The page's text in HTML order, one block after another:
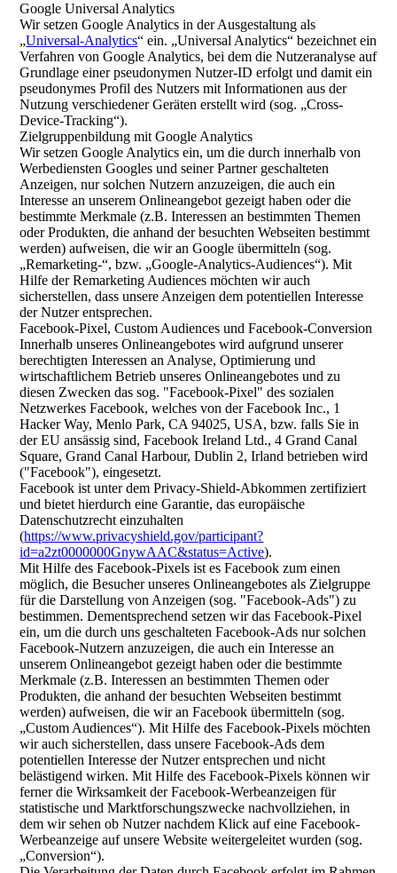
Google Universal Analytics
Wir setzen Google Analytics in der Ausgestaltung als
„Universal-Analytics“ ein. „Universal Analytics“ bezeichnet ein
Verfahren von Google Analytics, bei dem die Nutzeranalyse auf
Grundlage einer pseudonymen Nutzer-ID erfolgt und damit ein
pseudonymes Profil des Nutzers mit Informationen aus der
Nutzung verschiedener Geräten erstellt wird (sog. „Cross-
Device-Tracking“).
Zielgruppenbildung mit Google Analytics
Wir setzen Google Analytics ein, um die durch innerhalb von
Werbediensten Googles und seiner Partner geschalteten
Anzeigen, nur solchen Nutzern anzuzeigen, die auch ein
Interesse an unserem Onlineangebot gezeigt haben oder die
bestimmte Merkmale (z.B. Interessen an bestimmten Themen
oder Produkten, die anhand der besuchten Webseiten bestimmt
werden) aufweisen, die wir an Google übermitteln (sog.
„Remarketing-“, bzw. „Google-Analytics-Audiences“). Mit
Hilfe der Remarketing Audiences möchten wir auch
sicherstellen, dass unsere Anzeigen dem potentiellen Interesse
der Nutzer entsprechen.
Facebook-Pixel, Custom Audiences und Facebook-Conversion
Innerhalb unseres Onlineangebotes wird aufgrund unserer
berechtigten Interessen an Analyse, Optimierung und
wirtschaftlichem Betrieb unseres Onlineangebotes und zu
diesen Zwecken das sog. "Facebook-Pixel" des sozialen
Netzwerkes Facebook, welches von der Facebook Inc., 1
Hacker Way, Menlo Park, CA 94025, USA, bzw. falls Sie in
der EU ansässig sind, Facebook Ireland Ltd., 4 Grand Canal
Square, Grand Canal Harbour, Dublin 2, Irland betrieben wird
("Facebook"), eingesetzt.
Facebook ist unter dem Privacy-Shield-Abkommen zertifiziert
und bietet hierdurch eine Garantie, das europäische
Datenschutzrecht einzuhalten
(https://www.privacyshield.gov/participant?
id=a2zt0000000GnywAAC&status=Active).
Mit Hilfe des Facebook-Pixels ist es Facebook zum einen
möglich, die Besucher unseres Onlineangebotes als Zielgruppe
für die Darstellung von Anzeigen (sog. "Facebook-Ads") zu
bestimmen. Dementsprechend setzen wir das Facebook-Pixel
ein, um die durch uns geschalteten Facebook-Ads nur solchen
Facebook-Nutzern anzuzeigen, die auch ein Interesse an
unserem Onlineangebot gezeigt haben oder die bestimmte
Merkmale (z.B. Interessen an bestimmten Themen oder
Produkten, die anhand der besuchten Webseiten bestimmt
werden) aufweisen, die wir an Facebook übermitteln (sog.
„Custom Audiences“). Mit Hilfe des Facebook-Pixels möchten
wir auch sicherstellen, dass unsere Facebook-Ads dem
potentiellen Interesse der Nutzer entsprechen und nicht
belästigend wirken. Mit Hilfe des Facebook-Pixels können wir
ferner die Wirksamkeit der Facebook-Werbeanzeigen für
statistische und Marktforschungszwecke nachvollziehen, in
dem wir sehen ob Nutzer nachdem Klick auf eine Facebook-
Werbeanzeige auf unsere Website weitergeleitet wurden (sog.
„Conversion“).